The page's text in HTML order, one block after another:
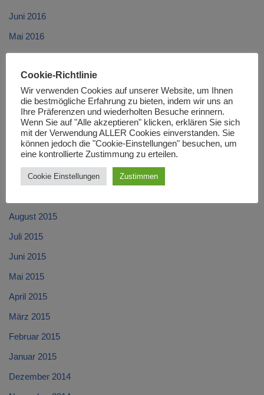
Juni 2016
Mai 2016
April 2016
März 2016
Februar 2016
Januar 2016
Dezember 2015
November 2015
Oktober 2015
August 2015
Juli 2015
Juni 2015
Mai 2015
April 2015
März 2015
Februar 2015
Januar 2015
Dezember 2014
Cookie-Richtlinie
Wir verwenden Cookies auf unserer Website, um Ihnen
die bestmögliche Erfahrung zu bieten, indem wir uns an
Ihre Präferenzen und wiederholten Besuche erinnern.
Wenn Sie auf "Alle akzeptieren" klicken, erklären Sie sich
mit der Verwendung ALLER Cookies einverstanden. Sie
können jedoch die "Cookie-Einstellungen" besuchen, um
eine kontrollierte Zustimmung zu erteilen.
Cookie Einstellungen Zustimmen